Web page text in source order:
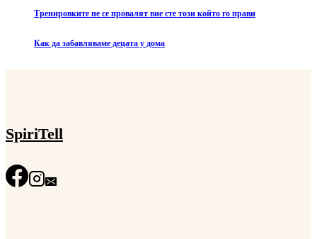
Тренировките не се провалят вие сте този който го прави
Как да забавляваме децата у дома
SpiriTell